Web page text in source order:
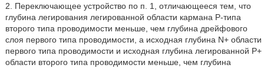
2. Переключающее устройство по п. 1, отличающееся тем, что
глубина легирования легированной области кармана Р-типа
второго типа проводимости меньше, чем глубина дрейфового
слоя первого типа проводимости, а исходная глубина N+ области
первого типа проводимости и исходная глубина легированной Р+
области второго типа проводимости меньше, чем глубина